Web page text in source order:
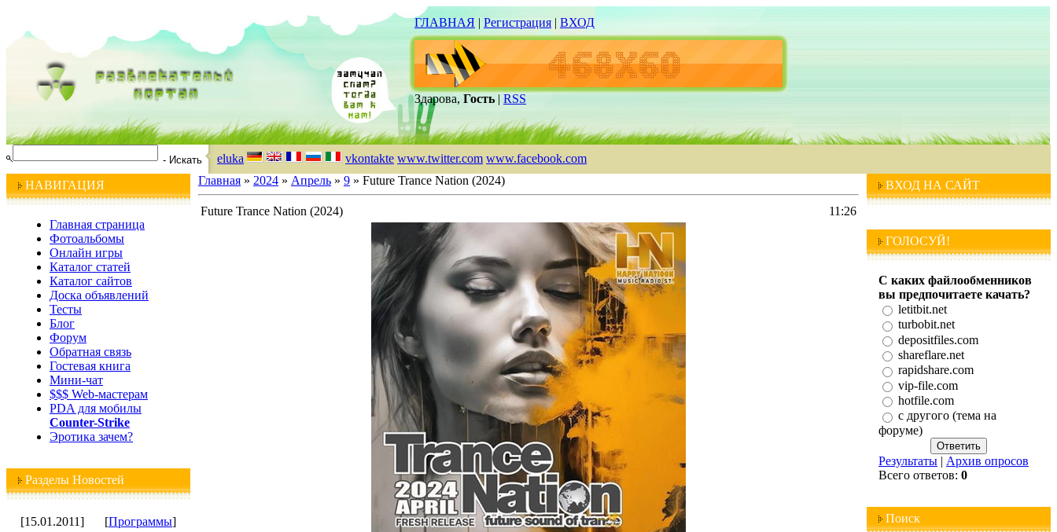
ГЛАВНАЯ | Регистрация | ВХОД
Здарова, Гость | RSS
eluka vkontakte www.twitter.com www.facebook.com
НАВИГАЦИЯ
Главная страница
Фотоальбомы
Онлайн игры
Каталог статей
Каталог сайтов
Доска объявлений
Тесты
Блог
Форум
Обратная связь
Гостевая книга
Мини-чат
$$$ Web-мастерам
PDA для мобилы
Counter-Strike
Эротика зачем?
Разделы Новостей
[15.01.2011] [Программы]
Главная » 2024 » Апрель » 9 » Future Trance Nation (2024)
Future Trance Nation (2024) 11:26
ВХОД НА САЙТ
ГОЛОСУЙ!
С каких файлообменников
вы предпочитаете качать?
letitbit.net
turbobit.net
depositfiles.com
shareflare.net
rapidshare.com
vip-file.com
hotfile.com
с другого (тема на
форуме)
Результаты | Архив опросов
Всего ответов: 0
Поиск